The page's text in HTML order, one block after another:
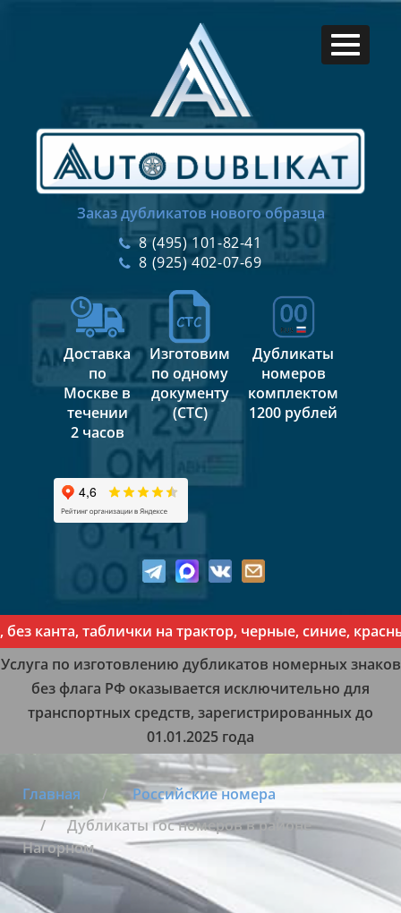
Заказ дубликатов нового образца
8 (495) 101-82-41
8 (925) 402-07-69
Доставка
по
Москве в
течении
2 часов
Изготовим
по одному
документу
(СТС)
Дубликаты
номеров
комплектом
1200 рублей
таблички на трактор, черные, синие,
Услуга по изготовлению дубликатов номерных знаков
без флага РФ оказывается исключительно для
транспортных средств, зарегистрированных до
01.01.2025 года
Главная
Российские номера
Дубликаты гос номеров в районе
Нагорном